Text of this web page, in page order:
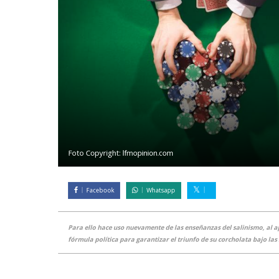
Foto Copyright: lfmopinion.com
Facebook Whatsapp
Para ello hace uso nuevamente de las enseñanzas del salinismo, al
fórmula política para garantizar el triunfo de su corcholata bajo las